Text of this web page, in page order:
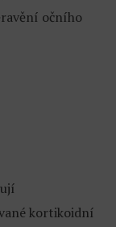
očního
kortikoidní